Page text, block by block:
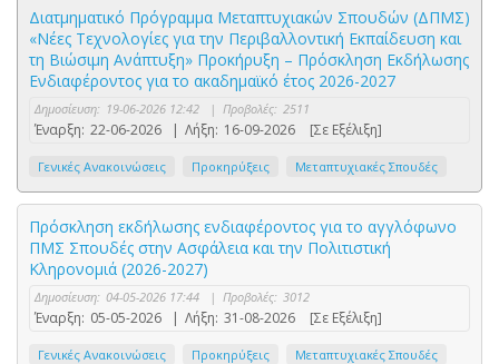
Διατμηματικό Πρόγραμμα Μεταπτυχιακών Σπουδών (ΔΠΜΣ)
«Νέες Τεχνολογίες για την Περιβαλλοντική Εκπαίδευση και
τη Βιώσιμη Ανάπτυξη» Προκήρυξη – Πρόσκληση Εκδήλωσης
Ενδιαφέροντος για το ακαδημαϊκό έτος 2026-2027
Δημοσίευση: 19-06-2026 12:42 | Προβολές: 2511
Έναρξη: 22-06-2026 | Λήξη: 16-09-2026 [Σε Εξέλιξη]
Γενικές Ανακοινώσεις Προκηρύξεις Μεταπτυχιακές Σπουδές
Πρόσκληση εκδήλωσης ενδιαφέροντος για το αγγλόφωνο
ΠΜΣ Σπουδές στην Ασφάλεια και την Πολιτιστική
Κληρονομιά (2026-2027)
Δημοσίευση: 04-05-2026 17:44 | Προβολές: 3012
Έναρξη: 05-05-2026 | Λήξη: 31-08-2026 [Σε Εξέλιξη]
Γενικές Ανακοινώσεις Προκηρύξεις Μεταπτυχιακές Σπουδές